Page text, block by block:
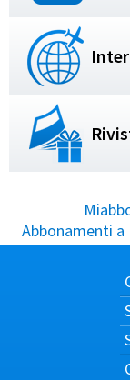
Abbonamenti